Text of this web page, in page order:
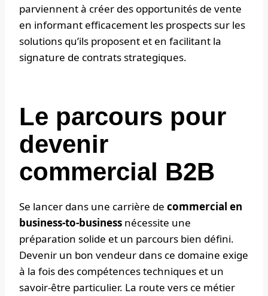
parviennent à créer des opportunités de vente
en informant efficacement les prospects sur les
solutions qu’ils proposent et en facilitant la
signature de contrats strategiques.
Le parcours pour
devenir
commercial B2B
Se lancer dans une carrière de commercial en
business-to-business nécessite une
préparation solide et un parcours bien défini.
Devenir un bon vendeur dans ce domaine exige
à la fois des compétences techniques et un
savoir-être particulier. La route vers ce métier